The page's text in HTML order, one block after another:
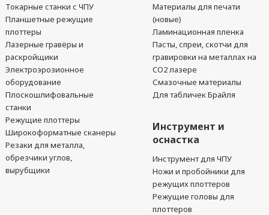
Токарные станки с ЧПУ
Планшетные режущие
плоттеры
Лазерные гравёры и
раскройщики
Электроэрозионное
оборудование
Плоскошлифовальные
станки
Режущие плоттеры
Широкоформатные сканеры
Резаки для металла,
обрезчики углов,
вырубщики
Материалы для печати
(новые)
Ламинационная пленка
Пасты, спреи, скотчи для
гравировки на металлах на
CO2 лазере
Смазочные материалы
Для табличек Брайля
Инструмент и
оснастка
Инструмент для ЧПУ
Ножи и пробойники для
режущих плоттеров
Режущие головы для
плоттеров